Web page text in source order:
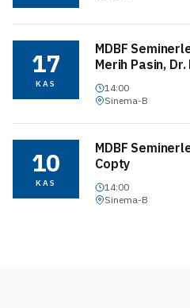
17
KAS
MDBF
Merih Pasin, Dr.
14:00
Sinema-B
10
KAS
MDBF
Copty
14:00
Sinema-B